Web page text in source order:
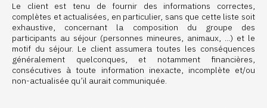
Le client est tenu de fournir des informations correctes,
complètes et actualisées, en particulier, sans que cette liste soit
exhaustive, concernant la composition du groupe des
participants au séjour (personnes mineures, animaux, ...) et le
motif du séjour. Le client assumera toutes les conséquences
généralement quelconques, et notamment financières,
consécutives à toute information inexacte, incomplète et/ou
non-actualisée qu’il aurait communiquée.